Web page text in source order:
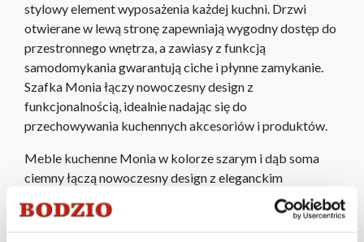
stylowy element wyposażenia każdej kuchni. Drzwi
otwierane w lewą stronę zapewniają wygodny dostęp do
przestronnego wnętrza, a zawiasy z funkcją
samodomykania gwarantują ciche i płynne zamykanie.
Szafka Monia łączy nowoczesny design z
funkcjonalnością, idealnie nadając się do
przechowywania kuchennych akcesoriów i produktów.
Meble kuchenne Monia w kolorze szarym i dąb soma
ciemny łączą nowoczesny design z eleganckim
wykończeniem. Szare fronty oraz ciepły odcień dębu
soma ciemnego tworzą harmonijną i stylową przestrzeń.